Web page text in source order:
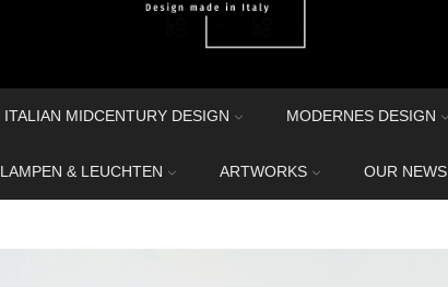
ITALIAN MIDCENTURY DESIGN MODERNES DESIGN
LAMPEN & LEUCHTEN ARTWORKS OUR NEWS